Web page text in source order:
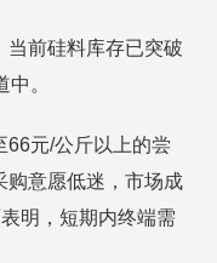
当前硅料库存已突破
。
66元/公斤以上的尝
购意愿低迷，市场成
明，短期内终端需